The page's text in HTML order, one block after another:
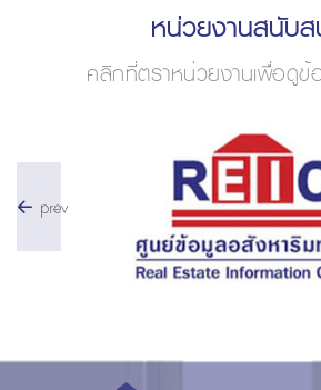
หน่วยงานสนับ
คลิกที่ตราหน่วยงานเพื่อดูข้
prev